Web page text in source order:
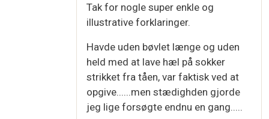
Tak for nogle super enkle og
illustrative forklaringer.
Havde uden bøvlet længe og uden
held med at lave hæl på sokker
strikket fra tåen, var faktisk ved at
opgive......men stædighden gjorde
jeg lige forsøgte endnu en gang.....